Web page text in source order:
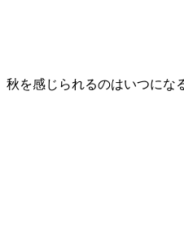
秋を感じられるのはいつにな